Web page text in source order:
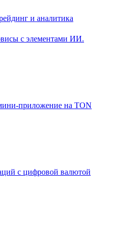
и аналитика
с элементами ИИ.
приложение на TON
с цифровой валютой